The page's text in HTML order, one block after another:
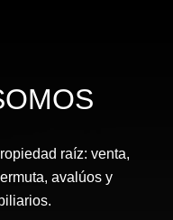
raíz: venta,
avalúos y